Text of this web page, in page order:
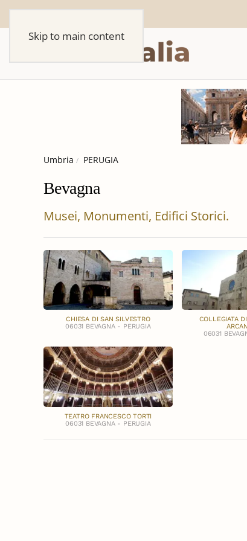
Skip to main content
Umbria PERUGIA
Bevagna
Musei, Monumenti, Edifici Storici.
CHIESA DI SAN SILVESTRO
06031 BEVAGNA - PERUGIA
COLLEGIATA
06031
TEATRO FRANCESCO TORTI
06031 BEVAGNA - PERUGIA